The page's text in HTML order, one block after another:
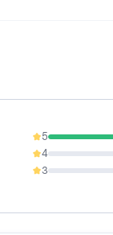
5
100%
4
0%
3
0%